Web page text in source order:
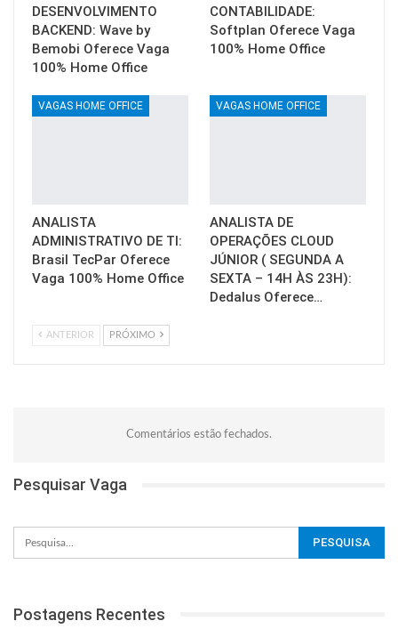
DESENVOLVIMENTO
BACKEND: Wave by
Bemobi Oferece Vaga
100% Home Office
CONTABILIDADE:
Softplan Oferece Vaga
100% Home Office
VAGAS HOME OFFICE
ANALISTA
ADMINISTRATIVO DE TI:
Brasil TecPar Oferece
Vaga 100% Home Office
VAGAS HOME OFFICE
ANALISTA DE
OPERAÇÕES CLOUD
JÚNIOR ( SEGUNDA A
SEXTA – 14H ÀS 23H):
Dedalus Oferece…
ANTERIOR PRÓXIMO
Comentários estão fechados.
Pesquisar Vaga
Postagens Recentes